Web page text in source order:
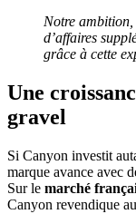
Notre ambition,
d’affaires
grâce à cette
Une
gravel
Si Canyon investit
marque avance avec
Sur le marché
Canyon revendique